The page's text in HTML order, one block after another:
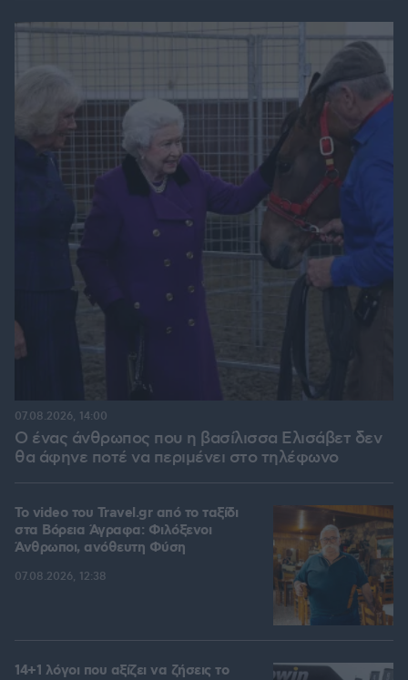
Ο ένας άνθρωπος που η βασίλισσα Ελισάβετ δεν
θα άφηνε ποτέ να περιμένει στο τηλέφωνο
07.08.2026, 14:00
To video του Travel.gr από το ταξίδι
στα Βόρεια Άγραφα: Φιλόξενοι
Άνθρωποι, ανόθευτη Φύση
07.08.2026, 12:38
14+1 λόγοι που αξίζει να ζήσεις το